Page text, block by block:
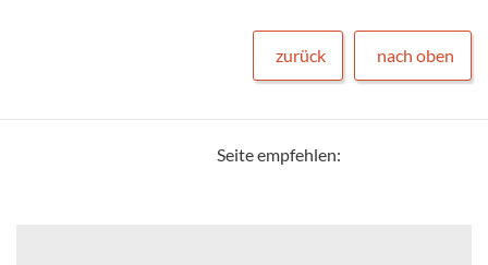
zurück nach oben
Seite empfehlen: